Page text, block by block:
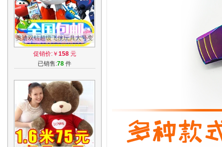
奥迪双钻超级飞侠玩具大号变
形机器人全套装乐迪小爱小飞
侠玩具
促销价:￥ 158元
已销售:78 件